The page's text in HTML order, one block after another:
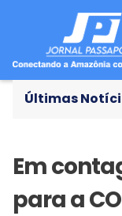
Últimas
à Presidência
Em
para a